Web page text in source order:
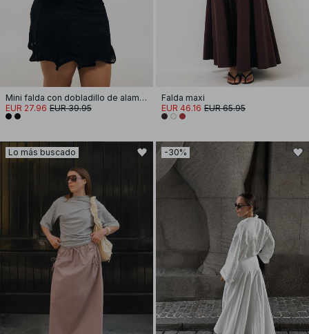
Mini falda con dobladillo de alambre
EUR 27.96 EUR 39.95
Falda maxi
EUR 46.16 EUR 65.95
Lo más buscado -30%